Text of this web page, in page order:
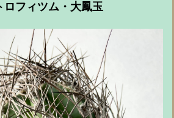
ロフィツム・大鳳玉